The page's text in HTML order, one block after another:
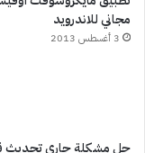
مجاني للاندرويد
3 أغسطس 2013
حل مشكلة جاري تحديث